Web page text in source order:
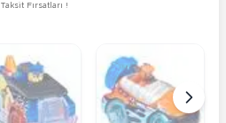
Taksit Fırsatları !